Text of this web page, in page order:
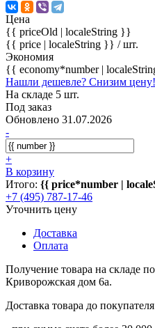
Цена
{{ priceOld | localeString }}
{{ price | localeString }} / шт.
Экономия
{{ economy*number |
Нашли дешевле? Снизим цену!
На складе 5 шт.
Под заказ
Обновлено 31.07.2026
-
+
В корзину
Итого: {{ price*number |
+7 (495) 787-17-46
Уточнить цену
Доставка
Оплата
Получение товара на складе
Криворожская дом 6а.
Доставка товара до